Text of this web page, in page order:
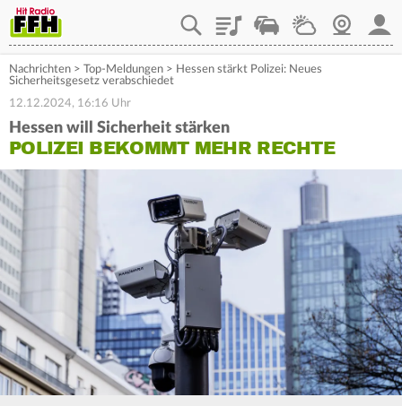
PlaylistStaupilotWetterWebcam
Nachrichten > Top-Meldungen > Hessen stärkt Polizei: Neues
Sicherheitsgesetz verabschiedet
12.12.2024, 16:16 Uhr
Hessen will Sicherheit stärken
POLIZEI BEKOMMT MEHR RECHTE